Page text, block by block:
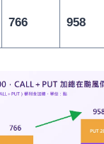
766 958